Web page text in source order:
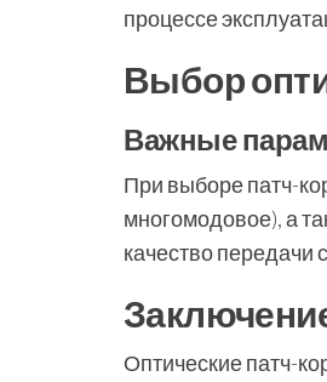
процессе
Выбор
Важные
При выборе патч-
многомодовое), а
качество передачи
Оптические патч-